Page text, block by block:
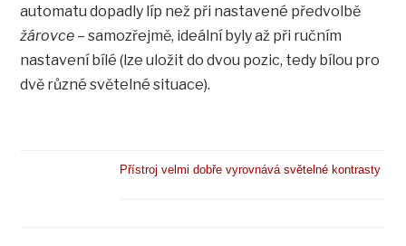
automatu dopadly líp než při nastavené předvolbě
žárovce – samozřejmě, ideální byly až při ručním
nastavení bílé (lze uložit do dvou pozic, tedy bílou pro
dvě různé světelné situace).
Přístroj velmi dobře vyrovnává světelné kontrasty